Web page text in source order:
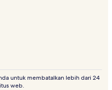
untuk membatalkan lebih dari 24
web.